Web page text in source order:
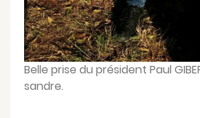
Belle prise du président Paul
sandre.